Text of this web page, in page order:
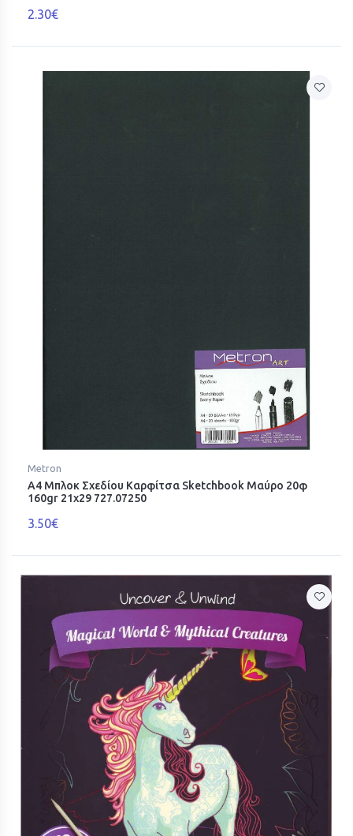
2.30€
Metron
A4 Μπλοκ Σχεδίου Καρφίτσα Sketchbook Μαύρο 20φ
160gr 21x29 727.07250
3.50€